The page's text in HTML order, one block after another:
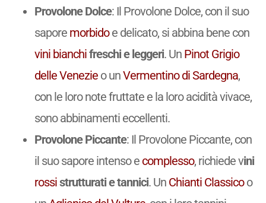
Provolone Dolce: Il Provolone Dolce, con il suo
sapore morbidoe delicato, si abbina bene con
vini bianchifreschi e leggeri. Un Pinot Grigio
delle Venezieo unVermentino di Sardegna,
con le loro note fruttate e la loro acidità vivace,
sono abbinamenti eccellenti.
Provolone Piccante: Il Provolone Piccante, con
il suo sapore intenso e complesso, richiede vini
rossistrutturati e tannici. Un Chianti Classicoo